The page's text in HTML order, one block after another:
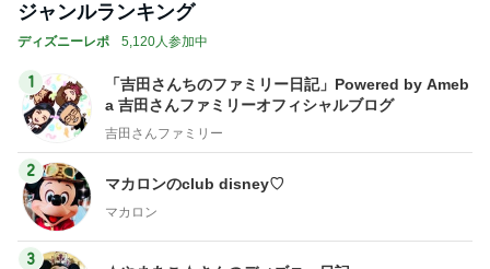
ジャンルランキング
ディズニーレポ 5,120人参加中
1
「吉田さんちのファミリー日記」Powered by Ameb
a 吉田さんファミリーオフィシャルブログ
吉田さんファミリー
2
マカロンのclub disney♡
マカロン
3